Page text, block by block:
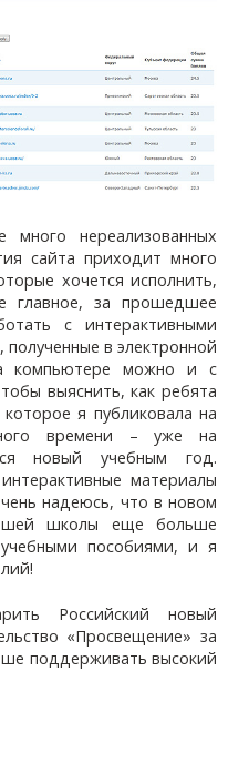
нереализованных
сайта приходит много
хочется исполнить,
главное, за прошедшее
с интерактивными
в электронной
компьютере можно и с
выяснить, как ребята
я публиковала на
времени – уже на
новый учебным год.
материалы
надеюсь, что в новом
школы еще больше
учебными пособиями, и я
Российский новый
«Просвещение» за
поддерживать высокий